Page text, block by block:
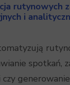
rutynowych
i
spotkań,
czy